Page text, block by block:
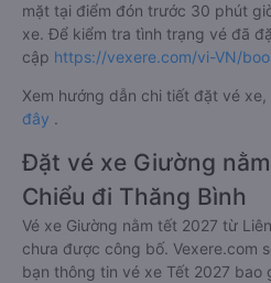
mặt tại điểm đón trước 30 phút
xe. Để kiểm tra tình trạng vé đã
cập https://vexere.com/vi-VN/
Xem hướng dẫn chi tiết đặt vé xe,
đây .
Đặt vé xe Giường
Chiểu đi Thăng Bình
Vé xe Giường nằm tết 2027 từ
chưa được công bố. Vexere.com
bạn thông tin vé xe Tết 2027 bao